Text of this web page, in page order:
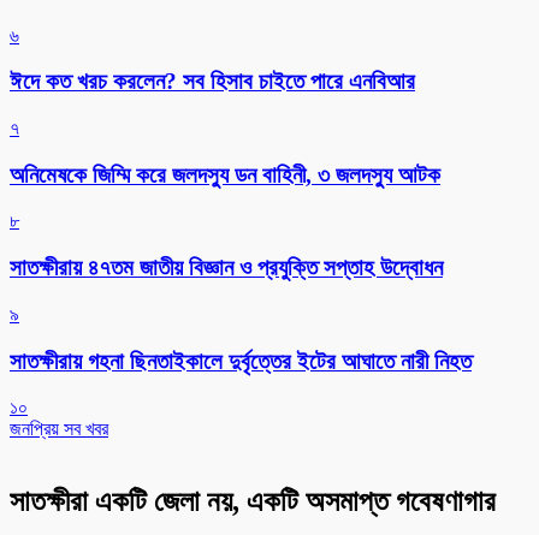
৬
ঈদে কত খরচ করলেন? সব হিসাব চাইতে পারে এনবিআর
৭
অনিমেষকে জিম্মি করে জলদস্যু ডন বাহিনী, ৩ জলদস্যু আটক
৮
সাতক্ষীরায় ৪৭তম জাতীয় বিজ্ঞান ও প্রযুক্তি সপ্তাহ উদ্বোধন
৯
সাতক্ষীরায় গহনা ছিনতাইকালে দুর্বৃত্তের ইটের আঘাতে নারী নিহত
১০
জনপ্রিয় সব খবর
সাতক্ষীরা একটি জেলা নয়, একটি অসমাপ্ত গবেষণাগার